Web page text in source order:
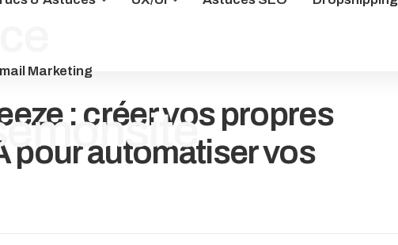
Marketing
: créer vos propres
pour automatiser vos